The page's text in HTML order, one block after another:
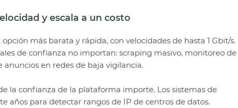
y escala a un costo
más barata y rápida, con velocidades de hasta 1 Gbit/s.
de confianza no importan: scraping masivo, monitoreo de
anuncios en redes de baja vigilancia.
la confianza de la plataforma importe. Los sistemas de
años para detectar rangos de IP de centros de datos.